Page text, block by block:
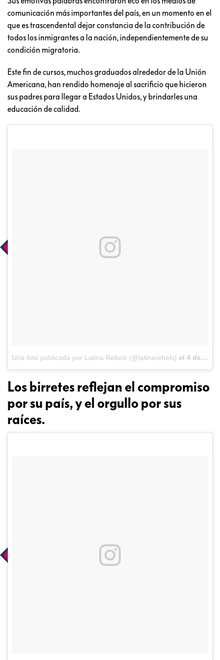
comunicación más importantes del país, en un momento en el
que es trascendental dejar constancia de la contribución de
todos los inmigrantes a la nación, independientemente de su
condición migratoria.
Este fin de cursos, muchos graduados alrededor de la Unión
Americana, han rendido homenaje al sacrificio que hicieron
sus padres para llegar a Estados Unidos, y brindarles una
educación de calidad.
Una foto publicada por Latina Rebels (@latinarebels) el 4 de Jun de 2016 a la(s) 8:02 PDT
Los birretes reflejan el compromiso
por su país, y el orgullo por sus
raíces.